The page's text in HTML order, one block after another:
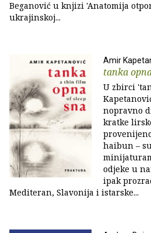
Beganović u knjizi 'Anatomija
ukrajinskoj...
Amir
tanka
U zbirci
nopravno
kratke
haibun –
odjeke u
ipak
Mediteran, Slavonija i istarske...